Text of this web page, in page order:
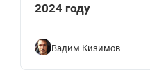
2024 году
Вадим Кизимов